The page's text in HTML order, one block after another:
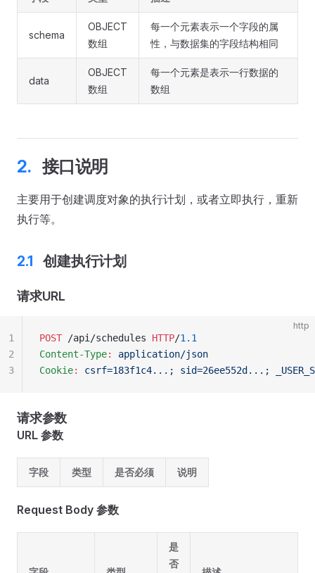
schema
OBJECT
数组
每一个元素表示一个字段的属
性，与数据集的字段结构相同
data
OBJECT
数组
每一个元素是表示一行数据的
数组
接口说明
主要用于创建调度对象的执行计划，或者立即执行，重新
执行等。
创建执行计划
请求URL
http
POST /api/schedules HTTP/1.1
Content-Type:
application/json
Cookie: csrf=183f1c4...; sid=26ee552d...;
1
2
3
请求参数
URL 参数
字段 类型 是否必须 说明
Request Body 参数
是
否